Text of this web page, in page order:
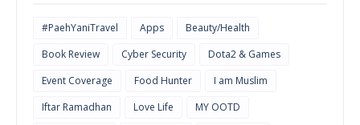
#PaehYaniTravel Apps
Beauty/Health
Book Review
Cyber Security
Dota2 & Games
Event Coverage
Food Hunter
I am Muslim
Iftar Ramadhan
Love Life
MY OOTD